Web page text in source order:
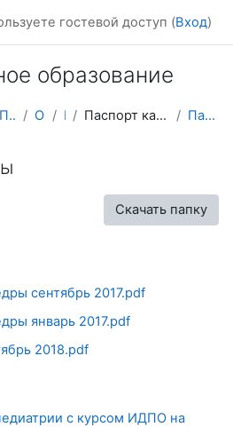
гостевой доступ (Вход)
образование
Педиатрии О курсе ИПО Паспорт кафедры, Положение о кафедре Паспорт кафедры
Скачать папку
сентябрь 2017.pdf
январь 2017.pdf
2018.pdf
с курсом ИДПО на